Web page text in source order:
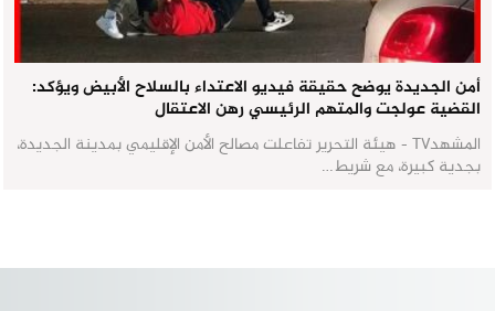
أمن الجديدة يوضح حقيقة فيديو الاعتداء بالسلاح الأبيض ويؤكد:
القضية عولجت والمتهم الرئيسي رهن الاعتقال
المشهدTV - هيئة التحرير تفاعلت مصالح الأمن الإقليمي بمدينة الجديدة،
بجدية كبيرة، مع شريط…